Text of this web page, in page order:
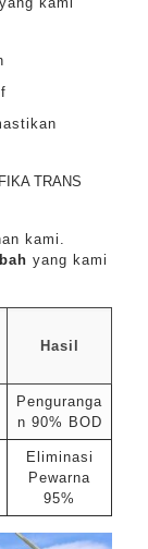
TRANS
kami.
yang kami
Hasil
Penguranga
n 90% BOD
Eliminasi
Pewarna
95%